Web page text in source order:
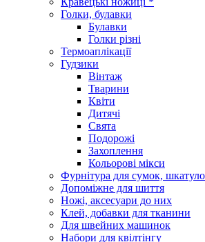
Голки, булавки
Булавки
Голки різні
Термоаплікації
Гудзики
Вінтаж
Тварини
Квіти
Дитячі
Свята
Подорожі
Захоплення
Кольорові мікси
Фурнітура для сумок,
Допоміжне для шиття
Ножі, аксесуари до них
Клей, добавки для тканини
Для швейних машинок
Набори для квілтінгу